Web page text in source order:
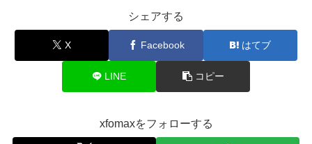
シェアする
X Facebook はてブ
LINE コピー
xfomaxをフォローする